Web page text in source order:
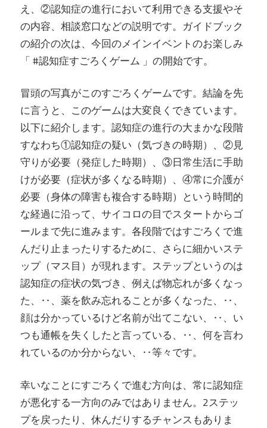
え、②認知症の進行において利用できる支援やそ
の内容、相談窓口などの説明です。ガイドブック
の紹介の次は、今回のメインイベントのお楽しみ
「 #認知症すごろくゲーム 」の開始です。
冒頭の写真がこのすごろくゲームです。結論を先
に言うと、このゲームは大変良くできています。
以下に紹介します。認知症の進行の大まかな段階
すなわち①認知症の疑い（気づきの時期）、②見
守りが必要（発症した時期）、③日常生活に手助
けが必要（症状が多くなる時期）、④常に介護が
必要（身体の障害も複合する時期）という時間的
な経過に沿って、サイコロの目でスタートからゴ
ールまで先に進みます。各段階ではすごろくで進
んだり止まったりするために、さらに細かいステ
ップ（マス目）が現れます。ステップというのは
認知症の症状の気づき、例えば物忘れが多くなっ
た、‥、薬を飲み忘れることが多くなった、‥、
顔は分かっているけど名前が出てこない、‥、い
つも通帳を失くしたと言っている、‥、何を言わ
れているのか分からない、‥等々です。
幸いなことにすごろくで進む方向は、常に認知症
が悪化する一方向のみではありません。2ステッ
プを戻ったり、休んだりするチャンスもありま